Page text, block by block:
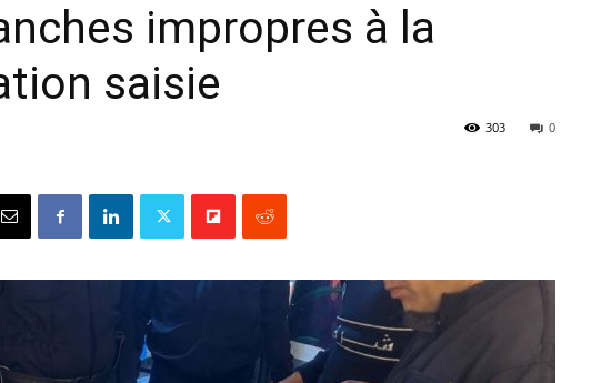
impropres à la
saisie
0
303